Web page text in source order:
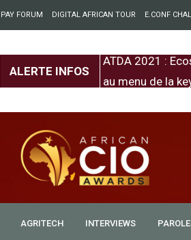
FORUM DIGITAL AFRICAN TOUR E.CONF
ALERTE INFOS
l’Europe et
ATDA 2021 :
au menu de la
AGRITECH INTERVIEWS